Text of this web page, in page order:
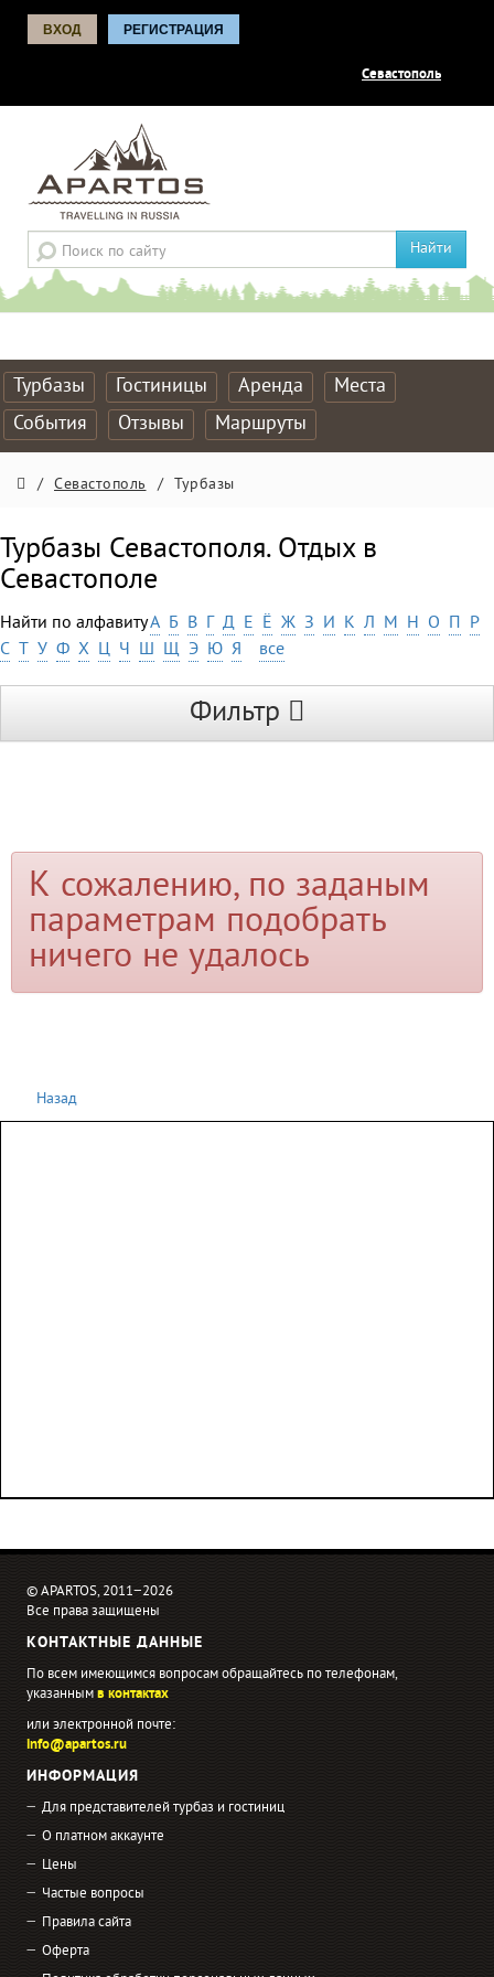
ВХОД РЕГИСТРАЦИЯ
Севастополь
Найти
Турбазы Гостиницы Аренда
Места
События
Отзывы Маршруты
/ Севастополь / Турбазы
Турбазы Севастополя. Отдых в
Севастополе
Найти по алфавитуА Б В Г Д Е Ё Ж З И К Л М Н О П Р
С Т У Ф Х Ц Ч Ш Щ Э Ю Я все
Фильтр
К сожалению, по заданым
параметрам подобрать
ничего не удалось
Назад
© APARTOS, 2011−2026
Все права защищены
КОНТАКТНЫЕ ДАННЫЕ
По всем имеющимся вопросам обращайтесь по телефонам,
указаннымв контактах
или электронной почте:
info@apartos.ru
ИНФОРМАЦИЯ
Для представителей турбаз и гостиниц
О платном аккаунте
Цены
Частые вопросы
Правила сайта
Оферта